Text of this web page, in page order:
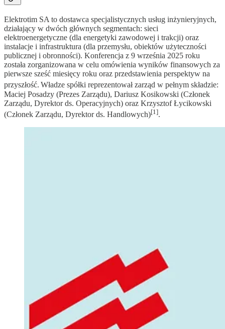
Elektrotim SA to dostawca specjalistycznych usług inżynieryjnych,
działający w dwóch głównych segmentach: sieci
elektroenergetyczne (dla energetyki zawodowej i trakcji) oraz
instalacje i infrastruktura (dla przemysłu, obiektów użyteczności
publicznej i obronności). Konferencja z 9 września 2025 roku
została zorganizowana w celu omówienia wyników finansowych za
pierwsze sześć miesięcy roku oraz przedstawienia perspektyw na
przyszłość. Władze spółki reprezentował zarząd w pełnym składzie:
Maciej Posadzy (Prezes Zarządu), Dariusz Kosikowski (Członek
Zarządu, Dyrektor ds. Operacyjnych) oraz Krzysztof Łycikowski
(Członek Zarządu, Dyrektor ds. Handlowych)[1].